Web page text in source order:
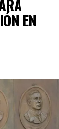
centró
a
EN